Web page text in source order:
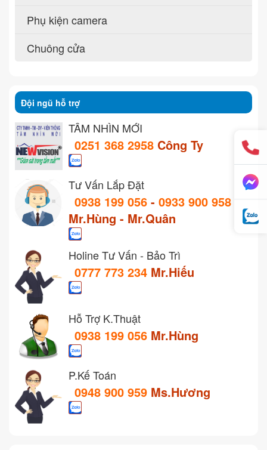
Phụ kiện camera
Chuông cửa
Đội ngũ hỗ trợ
TẦM NHÌN MỚI
0251 368 2958 Công Ty
Tư Vấn Lắp Đặt
0938 199 056 - 0933 900 958
Mr.Hùng - Mr.Quân
Holine Tư Vấn - Bảo Trì
0777 773 234 Mr.Hiếu
Hỗ Trợ K.Thuật
0938 199 056 Mr.Hùng
P.Kế Toán
0948 900 959 Ms.Hương